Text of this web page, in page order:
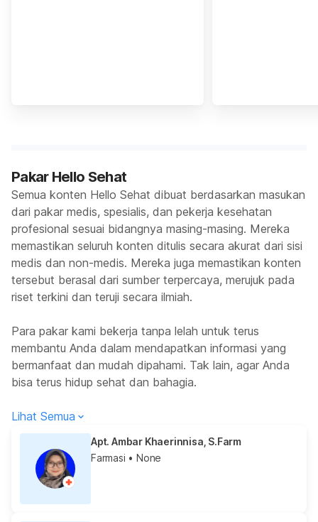
Pakar Hello Sehat
Semua konten Hello Sehat dibuat berdasarkan masukan
dari pakar medis, spesialis, dan pekerja kesehatan
profesional sesuai bidangnya masing-masing. Mereka
memastikan seluruh konten ditulis secara akurat dari sisi
medis dan non-medis. Mereka juga memastikan konten
tersebut berasal dari sumber terpercaya, merujuk pada
riset terkini dan teruji secara ilmiah.
Para pakar kami bekerja tanpa lelah untuk terus
membantu Anda dalam mendapatkan informasi yang
bermanfaat dan mudah dipahami. Tak lain, agar Anda
bisa terus hidup sehat dan bahagia.
Lihat Semua
Apt. Ambar Khaerinnisa, S.Farm
Farmasi • None